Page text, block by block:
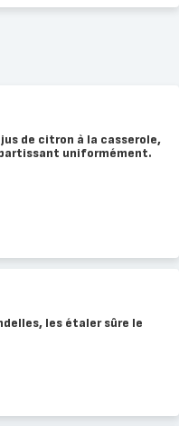
de citron à la casserole,
uniformément.
les étaler sûre le